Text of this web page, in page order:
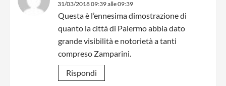
31/03/2018 09:39 alle 09:39
Questa è l’ennesima dimostrazione di
quanto la città di Palermo abbia dato
grande visibilità e notorietà a tanti
compreso Zamparini.
Rispondi